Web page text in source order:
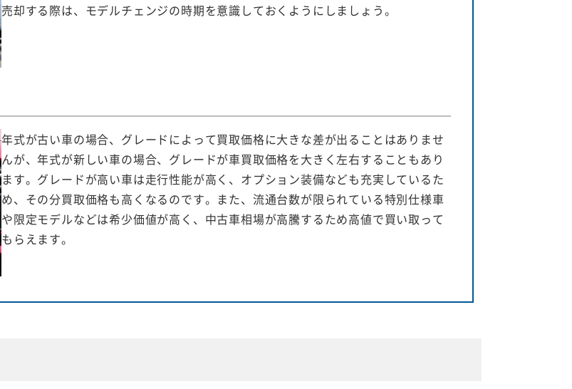
売却する際は、モデルチェンジの時期を意識しておくようにしましょう。
年式が古い車の場合、グレードによって買取価格に大きな差が出ることはありませ
んが、年式が新しい車の場合、グレードが車買取価格を大きく左右することもあり
ます。グレードが高い車は走行性能が高く、オプション装備なども充実しているた
め、その分買取価格も高くなるのです。また、流通台数が限られている特別仕様車
や限定モデルなどは希少価値が高く、中古車相場が高騰するため高値で買い取って
もらえます。